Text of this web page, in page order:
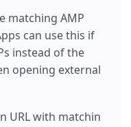
matching AMP
can use this if
instead of the
opening external
URL with matchin